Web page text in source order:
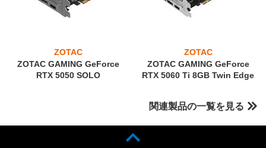
ZOTAC
ZOTAC GAMING GeForce
RTX 5050 SOLO
ZOTAC
ZOTAC GAMING GeForce
RTX 5060 Ti 8GB Twin Edge
関連製品の一覧を見る